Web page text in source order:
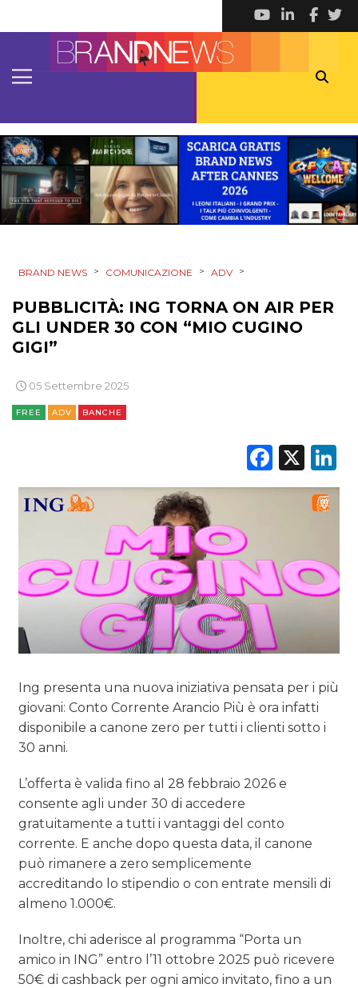
DIGITALE
ESTERNA
RADIO / AUDIO
TV
DATI
PREVISIONI/SCENARI
BRAND NEWS > COMUNICAZIONE > ADV >
PUBBLICITÀ: ING TORNA ON AIR PER
GLI UNDER 30 CON “MIO CUGINO
GIGI”
05 Settembre 2025
FREE ADV BANCHE
X
Ing presenta una nuova iniziativa pensata per i più
giovani: Conto Corrente Arancio Più è ora infatti
disponibile a canone zero per tutti i clienti sotto i
30 anni.
L’offerta è valida fino al 28 febbraio 2026 e
consente agli under 30 di accedere
gratuitamente a tutti i vantaggi del conto
corrente. E anche dopo questa data, il canone
può rimanere a zero semplicemente
accreditando lo stipendio o con entrate mensili di
almeno 1.000€.
Inoltre, chi aderisce al programma “Porta un
amico in ING” entro l’11 ottobre 2025 può ricevere
50€ di cashback per ogni amico invitato, fino a un